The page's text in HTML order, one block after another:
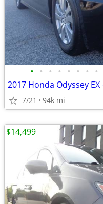
• • • • • • • •
7/21 94k mi
$14,499